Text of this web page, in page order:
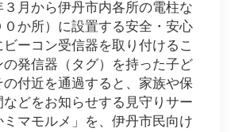
月から伊丹市内各所の電柱な
０か所）に設置する安全・安心
ビーコン受信器を取り付けるこ
の発信器（タグ）を持った子ど
の付近を通過すると、家族や保
どをお知らせする見守りサー
ミマモルメ」を、伊丹市民向け